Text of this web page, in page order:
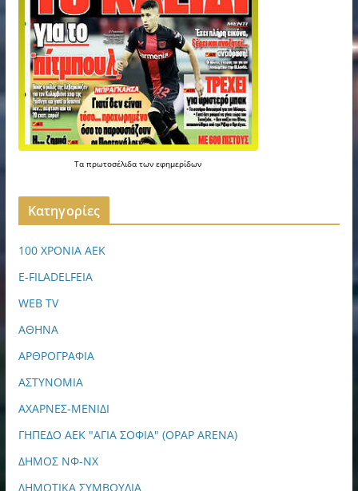
Ταπρωτοσέλιδατωνεφημερίδων
Kατηγορίες
100 ΧΡΟΝΙΑ ΑΕΚ
E-FILADELFEIA
WEB TV
ΑΘΗΝΑ
ΑΡΘΡΟΓΡΑΦΙΑ
ΑΣΤΥΝΟΜΙΑ
ΑΧΑΡΝΕΣ-ΜΕΝΙΔΙ
ΓΗΠΕΔΟ ΑΕΚ "ΑΓΙΑ ΣΟΦΙΑ" (OPAP ARENA)
ΔΗΜΟΣ ΝΦ-ΝΧ
ΔΗΜΟΤΙΚΑ ΣΥΜΒΟΥΛΙΑ